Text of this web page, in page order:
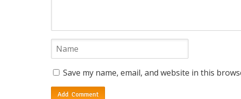
Save my name, email, and website in this